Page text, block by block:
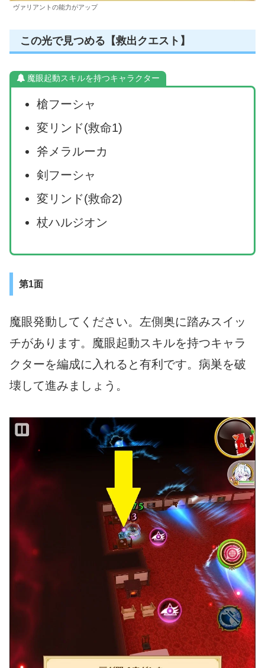
ヴァリアントの能力がアップ
この光で見つめる【救出クエスト】
魔眼起動スキルを持つキャラクター
槍フーシャ
変リンド(救命1)
斧メラルーカ
剣フーシャ
変リンド(救命2)
杖ハルジオン
第1面
魔眼発動してください。左側奥に踏みスイッ
チがあります。魔眼起動スキルを持つキャラ
クターを編成に入れると有利です。病巣を破
壊して進みましょう。